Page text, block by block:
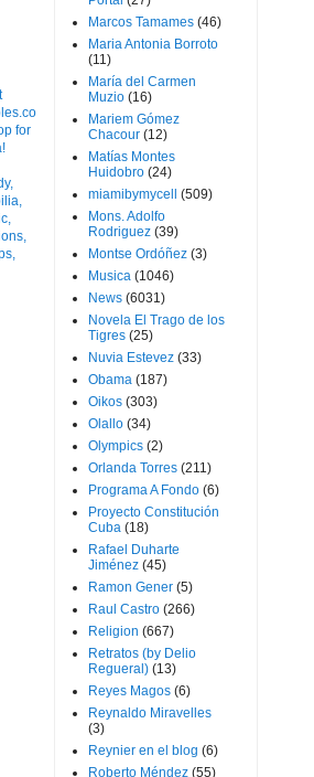
Marcos Tamames (46)
Maria Antonia Borroto
(11)
María del Carmen
Muzio (16)
Mariem Gómez
Chacour (12)
Matías Montes
Huidobro (24)
miamibymycell
(509)
Mons. Adolfo
Rodriguez (39)
Montse Ordóñez (3)
Musica (1046)
News (6031)
Novela El Trago de los
Tigres (25)
Nuvia Estevez (33)
Obama (187)
Oikos (303)
Olallo (34)
Olympics (2)
Orlanda Torres (211)
Programa A Fondo (6)
Proyecto Constitución
Cuba (18)
Rafael Duharte
Jiménez (45)
Ramon Gener (5)
Raul Castro (266)
Religion (667)
Retratos (by Delio
Regueral) (13)
Reyes Magos (6)
Reynaldo Miravelles
(3)
Reynier en el blog (6)
Roberto Méndez (55)